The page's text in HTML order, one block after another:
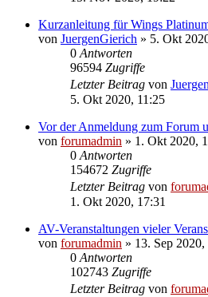
Kurzanleitung für Wings
von JuergenGierich » 5. Okt
0 Antworten
96594 Zugriffe
Letzter Beitrag von
5. Okt 2020, 11:25
Vor der Anmeldung zum Forum
von forumadmin » 1. Okt 2020,
0 Antworten
154672 Zugriffe
Letzter Beitrag von
1. Okt 2020, 17:31
AV-Veranstaltungen vieler
von forumadmin » 13. Sep
0 Antworten
102743 Zugriffe
Letzter Beitrag von